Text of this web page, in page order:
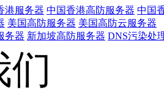
港服务器 中国香港高防服务器 中国
美国高防服务器 美国高防云服务器
务器 新加坡高防服务器 DNS污染处
们